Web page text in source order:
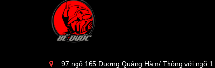
97 ngõ 165 Dương Quảng Hàm/ Thông với ngõ 1